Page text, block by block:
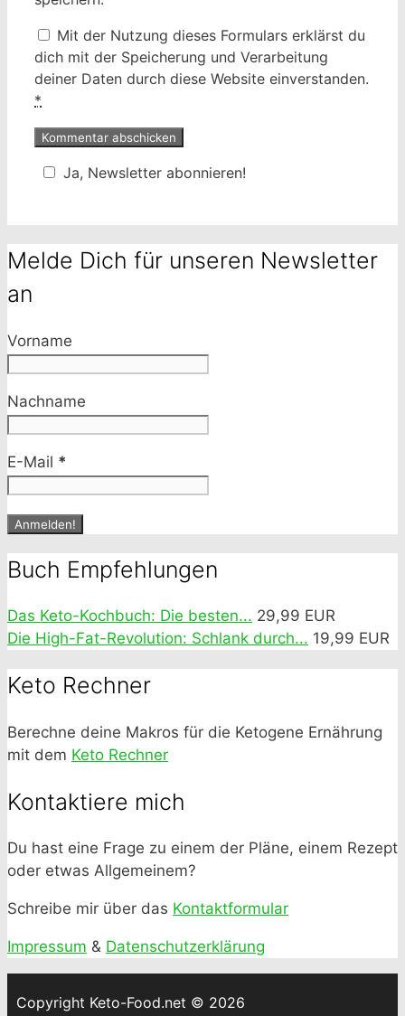
Mit der Nutzung dieses Formulars erklärst du
dich mit der Speicherung und Verarbeitung
deiner Daten durch diese Website einverstanden.
*
Ja, Newsletter abonnieren!
Melde Dich für unseren Newsletter
an
Vorname
Nachname
E-Mail *
Buch Empfehlungen
Das Keto-Kochbuch: Die besten... 29,99 EUR
Die High-Fat-Revolution: Schlank durch... 19,99 EUR
Keto Rechner
Berechne deine Makros für die Ketogene Ernährung
mit dem Keto Rechner
Kontaktiere mich
Du hast eine Frage zu einem der Pläne, einem Rezept
oder etwas Allgemeinem?
Schreibe mir über das Kontaktformular
Impressum & Datenschutzerklärung
Copyright Keto-Food.net © 2026